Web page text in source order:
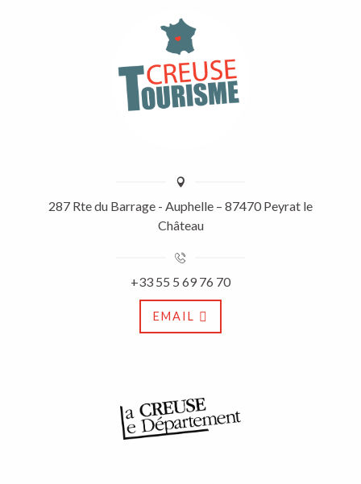
287 Rte du Barrage - Auphelle – 87470 Peyrat le
Château
+33 55 5 69 76 70
EMAIL